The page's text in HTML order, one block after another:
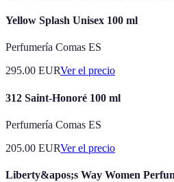
Yellow Splash Unisex 100 ml
Perfumería Comas ES
295.00 EURVer el precio
312 Saint-Honoré 100 ml
Perfumería Comas ES
205.00 EURVer el precio
Liberty&apos;s Way Women